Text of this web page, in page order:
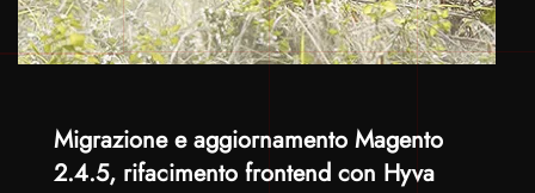
Migrazione e aggiornamento Magento
2.4.5, rifacimento frontend con Hyva